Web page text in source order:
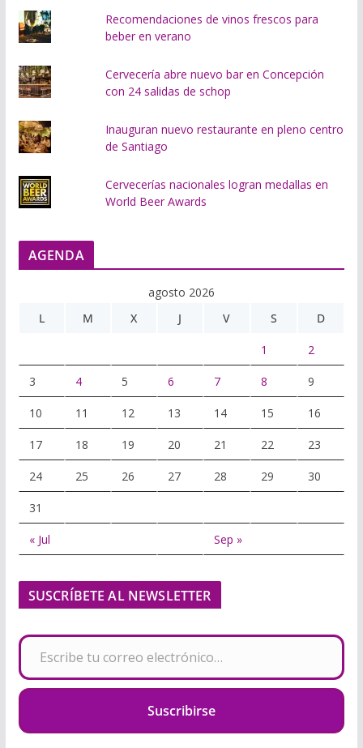
Recomendaciones de vinos frescos para
beber en verano
Cervecería abre nuevo bar en Concepción
con 24 salidas de schop
Inauguran nuevo restaurante en pleno centro
de Santiago
Cervecerías nacionales logran medallas en
World Beer Awards
AGENDA
agosto 2026
L
M X J V S D
1 2
3 4 5 6 7 8 9
10 11 12 13 14 15 16
17 18 19 20 21 22 23
24 25 26 27 28 29 30
31
« Jul Sep »
SUSCRÍBETE AL NEWSLETTER
Escribe tu correo electrónico…
Suscribirse